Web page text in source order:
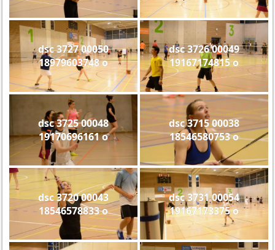
dsc 3727 00050
18979603748 o
dsc 3726 00049
19167174815 o
dsc 3725 00048
19170696161 o
dsc 3715 00038
18546580753 o
dsc 3720 00043
18546578833 o
dsc 3731 00054
19167173375 o